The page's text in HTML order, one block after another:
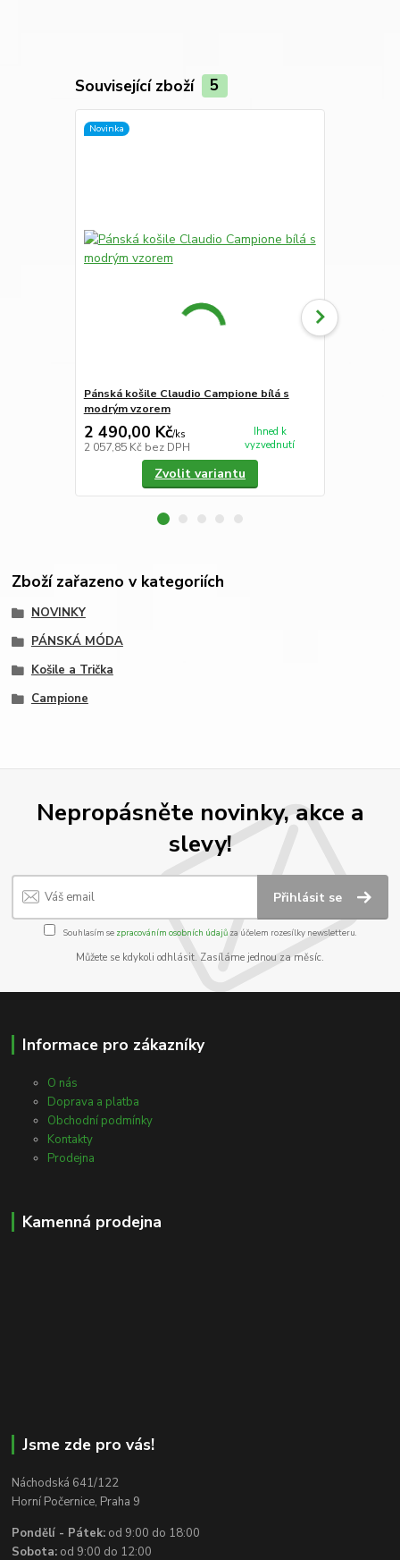
Související zboží 5
Novinka
Pánská košile Claudio Campione bílá s
modrým vzorem
2 490,00 Kč/ks
2 057,85 Kč bez DPH
Ihned k
vyzvednutí
Zvolit variantu
Zboží zařazeno v kategoriích
NOVINKY
PÁNSKÁ MÓDA
Košile a Trička
Campione
Nepropásněte novinky, akce a
slevy!
Přihlásit se
Souhlasím se zpracováním osobních údajůza účelem rozesílky newsletteru.
Můžete se kdykoli odhlásit. Zasíláme jednou za měsíc.
Informace pro zákazníky
O nás
Doprava a platba
Obchodní podmínky
Kontakty
Prodejna
Kamenná prodejna
Jsme zde pro vás!
Náchodská 641/122
Horní Počernice, Praha 9
Pondělí - Pátek: od 9:00 do 18:00
Sobota: od 9:00 do 12:00